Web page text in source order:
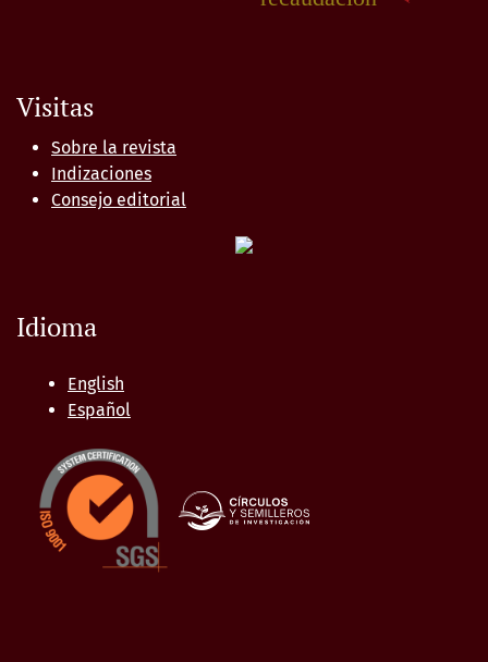
Visitas
Sobre la revista
Indizaciones
Consejo editorial
Idioma
English
Español